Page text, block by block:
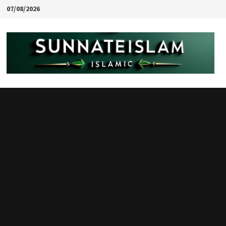
Skip
content
07/08/2026